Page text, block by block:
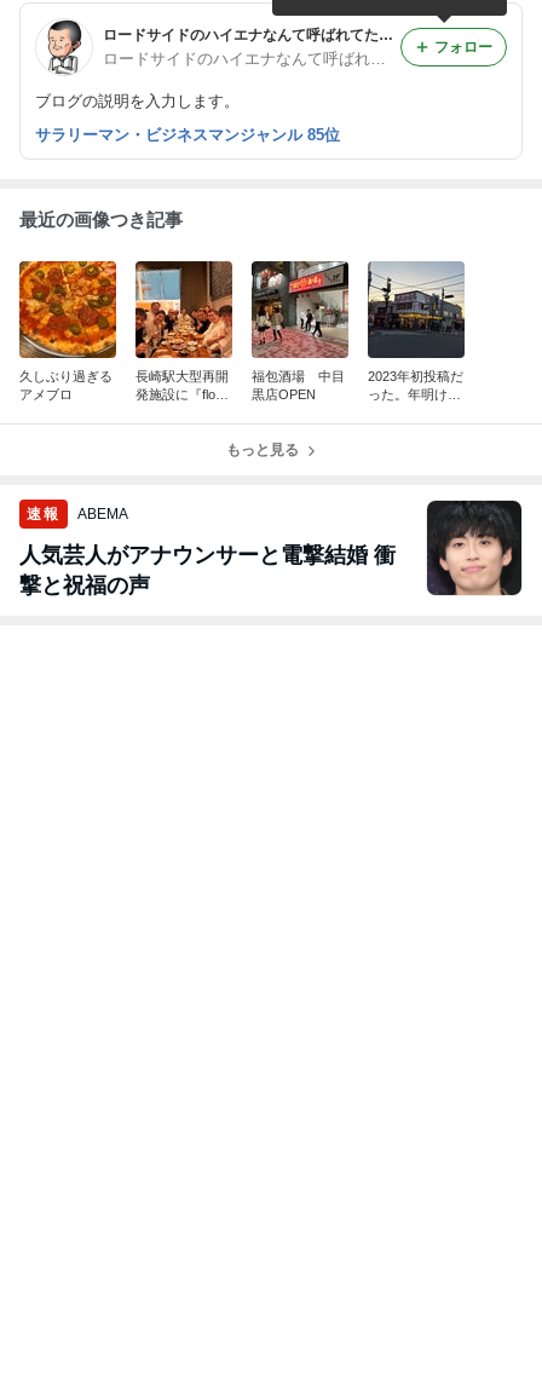
ロードサイドのハイエナなんて呼ばれてた人のブログ
ブログの説明を入力します。
フォロー
サラリーマン・ビジネスマンジャンル 85位
最近の画像つき記事
久しぶり過ぎる
アメブロ
長崎駅大型再開
発施設に『flour
福包酒場 中目
黒店OPEN
2023年初投稿だ
った。年明け2
もっと見る
速報 ABEMA
人気芸人がアナウンサーと電撃結婚 衝
撃と祝福の声